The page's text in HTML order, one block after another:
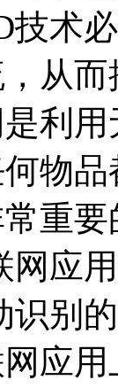
技术
从
利
物
重
网应
识别
应